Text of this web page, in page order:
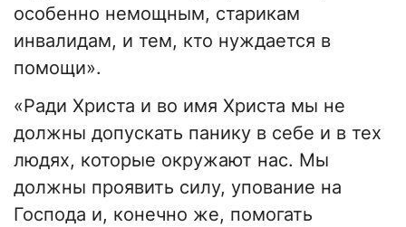
особенно немощным, старикам
инвалидам, и тем, кто нуждается в
помощи».
«Ради Христа и во имя Христа мы не
должны допускать панику в себе и в тех
людях, которые окружают нас. Мы
должны проявить силу, упование на
Господа и, конечно же, помогать